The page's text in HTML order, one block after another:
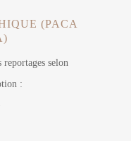
(PACA
reportages selon
: